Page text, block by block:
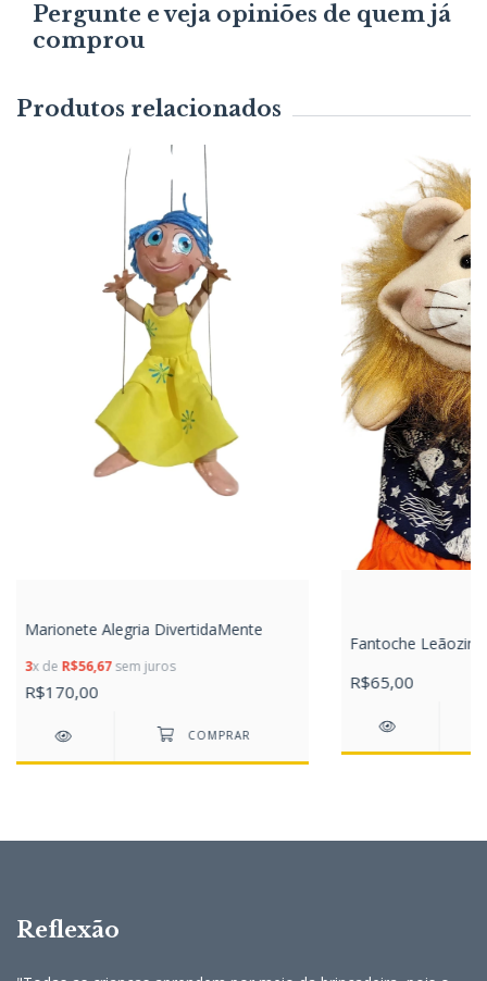
Pergunte e veja opiniões de quem já
comprou
Produtos relacionados
Marionete Alegria DivertidaMente
3x de R$56,67sem juros
R$170,00
Fantoche
R$65,00
Reflexão